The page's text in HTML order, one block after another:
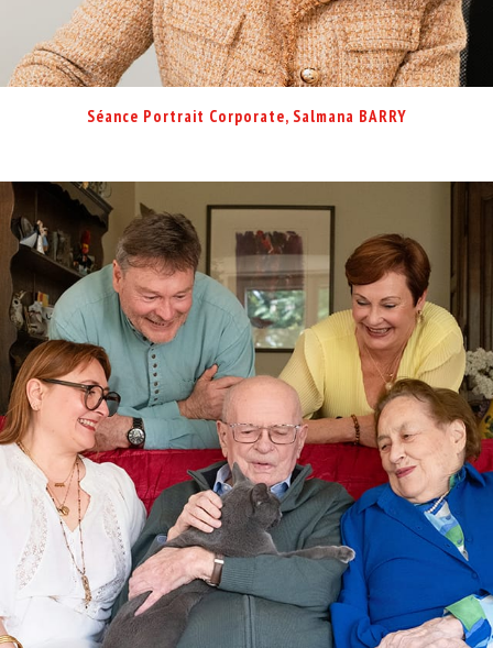
Séance Portrait Corporate, Salmana BARRY